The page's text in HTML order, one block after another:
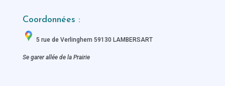
Coordonnées :
5 rue de Verlinghem 59130 LAMBERSART
Se garer allée de la Prairie